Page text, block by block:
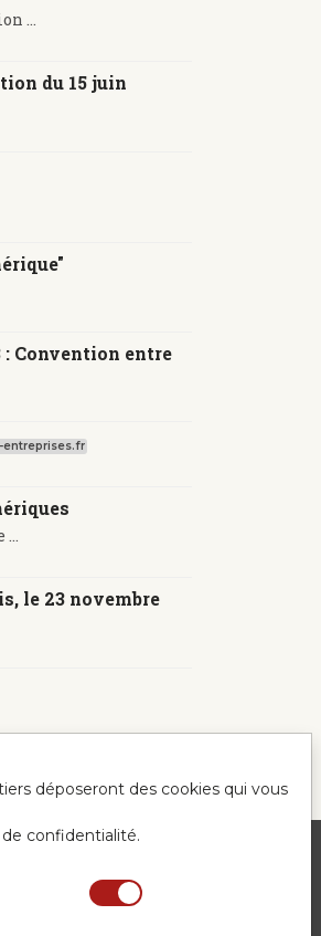
...
du 15 juin
Convention entre
entreprises.fr
le 23 novembre
déposeront des cookies qui vous
confidentialité.